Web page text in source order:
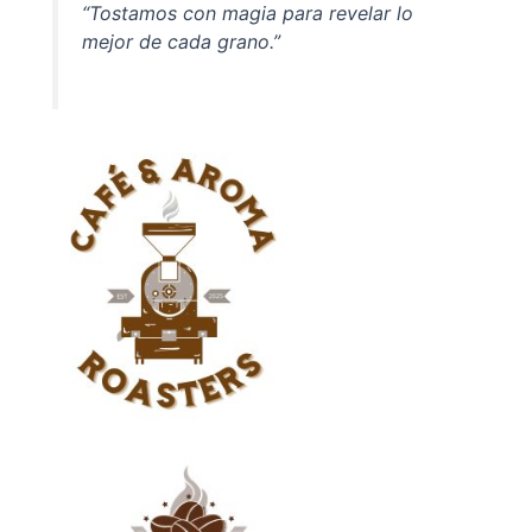
“Tostamos con magia para revelar lo
mejor de cada grano.”